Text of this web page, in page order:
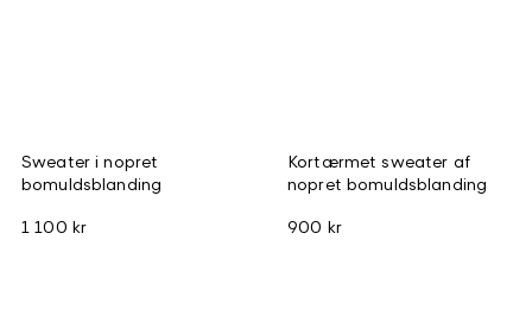
Sweater i nopret
bomuldsblanding
1 100 kr
Kortærmet sweater af
nopret bomuldsblanding
900 kr